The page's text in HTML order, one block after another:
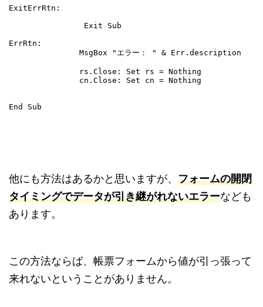
ExitErrRtn:
                Exit Sub
ErrRtn:
               MsgBox "エラー： " & Err.description
               rs.Close: Set rs = Nothing
               cn.Close: Set cn = Nothing
他にも方法はあるかと思いますが、 フォームの開閉
タイミングでデータが引き継がれないエラーなども
あります。
この方法ならば、帳票フォームから値が引っ張って
来れないということがありません。